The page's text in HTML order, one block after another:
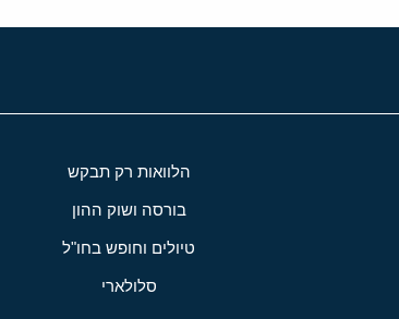
הלוואות רק תבקש
בורסה ושוק ההון
טיולים וחופש בחו"ל
סלולארי